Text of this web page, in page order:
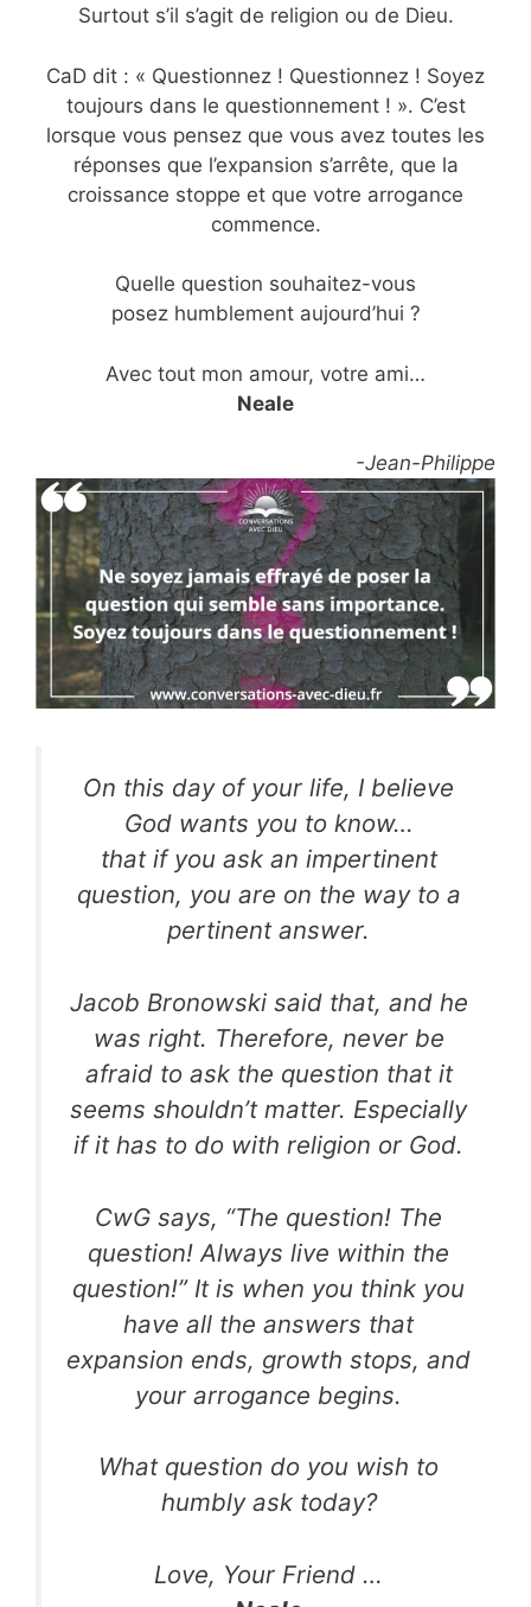
Surtout s’il s’agit de religion ou de Dieu.
CaD dit : « Questionnez ! Questionnez ! Soyez
toujours dans le questionnement ! ». C’est
lorsque vous pensez que vous avez toutes les
réponses que l’expansion s’arrête, que la
croissance stoppe et que votre arrogance
commence.
Quelle question souhaitez-vous
posez humblement aujourd’hui ?
Avec tout mon amour, votre ami…
Neale
-Jean-Philippe
On this day of your life, I believe
God wants you to know…
that if you ask an impertinent
question, you are on the way to a
pertinent answer.
Jacob Bronowski said that, and he
was right. Therefore, never be
afraid to ask the question that it
seems shouldn’t matter. Especially
if it has to do with religion or God.
CwG says, “The question! The
question! Always live within the
question!” It is when you think you
have all the answers that
expansion ends, growth stops, and
your arrogance begins.
What question do you wish to
humbly ask today?
Love, Your Friend …